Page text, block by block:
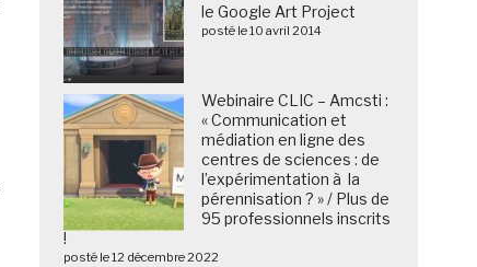
le Google Art Project
posté le 10 avril 2014
Webinaire CLIC – Amcsti :
« Communication et
médiation en ligne des
centres de sciences : de
l’expérimentation à la
pérennisation ? » / Plus de
95 professionnels inscrits
!
posté le 12 décembre 2022